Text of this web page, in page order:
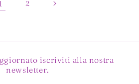
1 2
iscriviti alla nostra
newsletter.